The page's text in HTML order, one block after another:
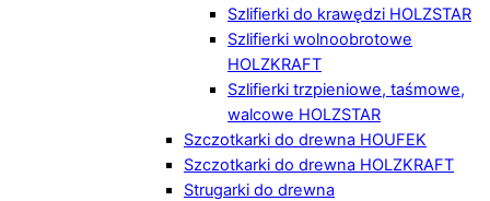
Szlifierki do krawędzi HOLZSTAR
Szlifierki wolnoobrotowe
HOLZKRAFT
Szlifierki trzpieniowe, taśmowe,
walcowe HOLZSTAR
Szczotkarki do drewna HOUFEK
Szczotkarki do drewna HOLZKRAFT
Strugarki do drewna